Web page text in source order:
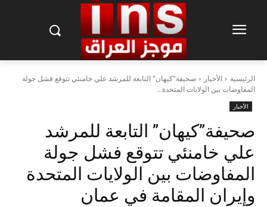
الرئيسية الأخبار
صحيفة"كيهان" التابعة للمرشد علي خامنئي تتوقع فشل جولة
المفاوضات بين الولايات المتحدة...
الأخبار
صحيفة”كيهان” التابعة للمرشد
علي خامنئي تتوقع فشل جولة
المفاوضات بين الولايات المتحدة
وإيران المقامة في عمان